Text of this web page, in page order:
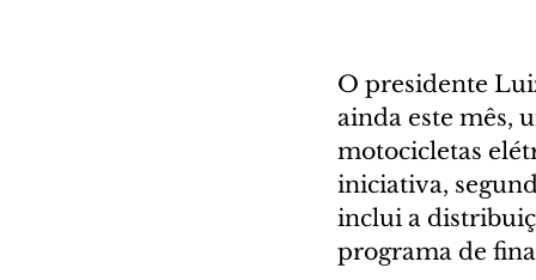
O presidente
ainda este mês,
motocicletas
iniciativa,
inclui a
programa de